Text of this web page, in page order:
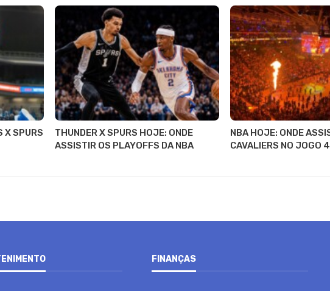
X SPURS
THUNDER X SPURS HOJE: ONDE
ASSISTIR OS PLAYOFFS DA NBA
NBA HOJE: ONDE
CAVALIERS NO JOGO 4
FINANÇAS